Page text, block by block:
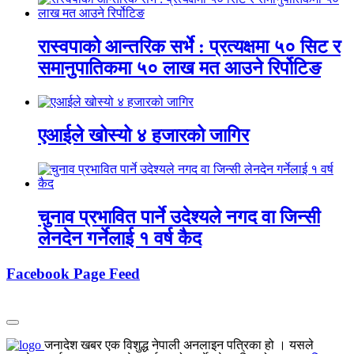
रास्वपाको आन्तरिक सर्भे : प्रत्यक्षमा ५० सिट र
समानुपातिकमा ५० लाख मत आउने रिर्पोटिङ
एआईले खोस्यो ४ हजारको जागिर
चुनाव प्रभावित पार्ने उदेश्यले नगद वा जिन्सी
लेनदेन गर्नेलाई १ वर्ष कैद
Facebook Page Feed
जनादेश खबर एक विशुद्ध नेपाली अनलाइन पत्रिका हो । यसले